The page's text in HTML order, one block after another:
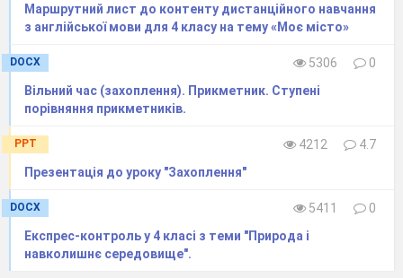
Маршрутний лист до контенту дистанційного навчання
з англійської мови для 4 класу на тему «Моє місто»
DOCX 5306
0
Вільний час (захоплення). Прикметник. Ступені
порівняння прикметників.
PPT 4212
4.7
Презентація до уроку "Захоплення"
DOCX 5411
0
Експрес-контроль у 4 класі з теми "Природа і
навколишнє середовище".